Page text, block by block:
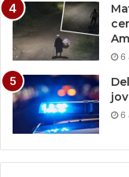
6
6